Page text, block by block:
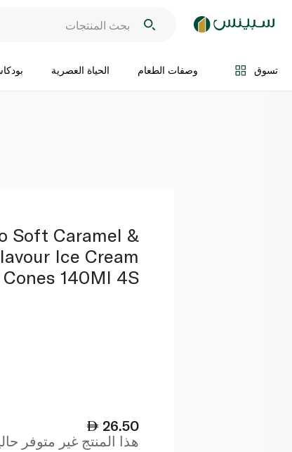
تسوق وصفات الطعام الحياة العصرية
اضف الى السلة
Soft Caramel &
Ice Cream
Cones 140Ml 4S
26.50
هذا المنتج غير متوفر